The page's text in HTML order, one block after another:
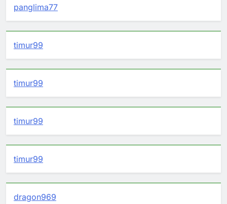
panglima77
timur99
timur99
timur99
timur99
dragon969